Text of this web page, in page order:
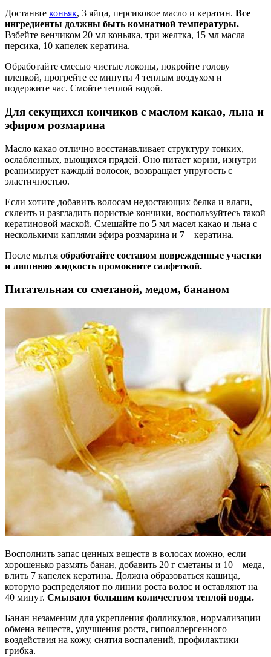
Достаньте коньяк, 3 яйца, персиковое масло и кератин. Все
ингредиенты должны быть комнатной температуры.
Взбейте венчиком 20 мл коньяка, три желтка, 15 мл масла
персика, 10 капелек кератина.
Обработайте смесью чистые локоны, покройте голову
пленкой, прогрейте ее минуты 4 теплым воздухом и
подержите час. Смойте теплой водой.
Для секущихся кончиков с маслом какао, льна и
эфиром розмарина
Масло какао отлично восстанавливает структуру тонких,
ослабленных, вьющихся прядей. Оно питает корни, изнутри
реанимирует каждый волосок, возвращает упругость с
эластичностью.
Если хотите добавить волосам недостающих белка и влаги,
склеить и разгладить пористые кончики, воспользуйтесь такой
кератиновой маской. Смешайте по 5 мл масел какао и льна с
несколькими каплями эфира розмарина и 7 – кератина.
После мытья обработайте составом поврежденные участки
и лишнюю жидкость промокните салфеткой.
Питательная со сметаной, медом, бананом
Восполнить запас ценных веществ в волосах можно, если
хорошенько размять банан, добавить 20 г сметаны и 10 – меда,
влить 7 капелек кератина. Должна образоваться кашица,
которую распределяют по линии роста волос и оставляют на
40 минут. Смывают большим количеством теплой воды.
Банан незаменим для укрепления фолликулов, нормализации
обмена веществ, улучшения роста, гипоаллергенного
воздействия на кожу, снятия воспалений, профилактики
грибка.